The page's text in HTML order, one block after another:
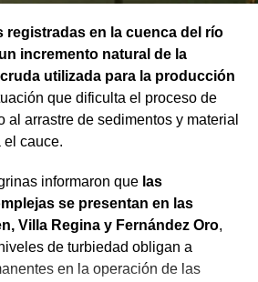
registradas en la cuenca del río
incremento natural de la
utilizada para la producción
que dificulta el proceso de
al arrastre de sedimentos y material
el cauce.
informaron que las
se presentan en las
Villa Regina y Fernández Oro,
de turbiedad obligan a
en la operación de las